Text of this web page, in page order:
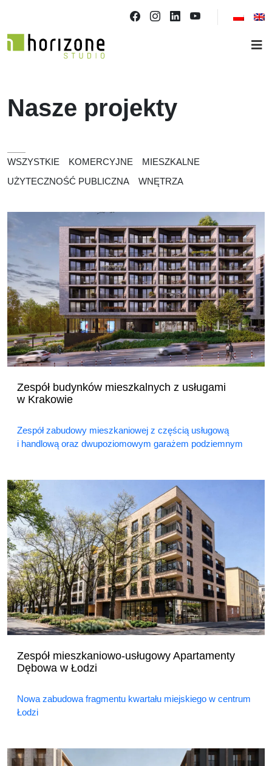
Nasze projekty
WSZYSTKIE KOMERCYJNE
MIESZKALNE
UŻYTECZNOŚĆ PUBLICZNA
WNĘTRZA
Zespół budynków mieszkalnych z usługami
w Krakowie
Zespół zabudowy mieszkaniowej z częścią usługową
i handlową oraz dwupoziomowym garażem podziemnym
Zespół mieszkaniowo-usługowy Apartamenty
Dębowa w Łodzi
Nowa zabudowa fragmentu kwartału miejskiego w centrum
Łodzi